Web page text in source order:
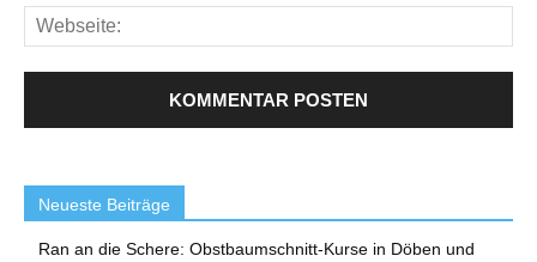
Neueste Beiträge
Ran an die Schere: Obstbaumschnitt-Kurse in Döben und